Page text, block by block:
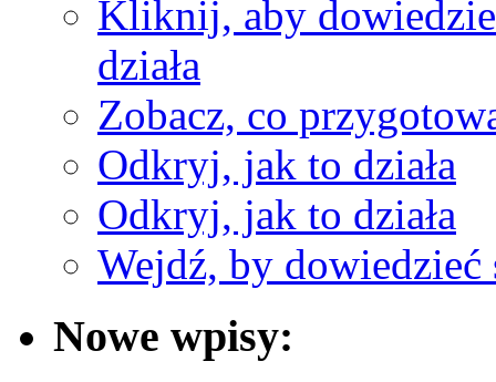
Kliknij, aby
działa
Zobacz, co
Odkryj, jak to działa
Odkryj, jak to działa
Wejdź, by dowiedzieć
Nowe wpisy: